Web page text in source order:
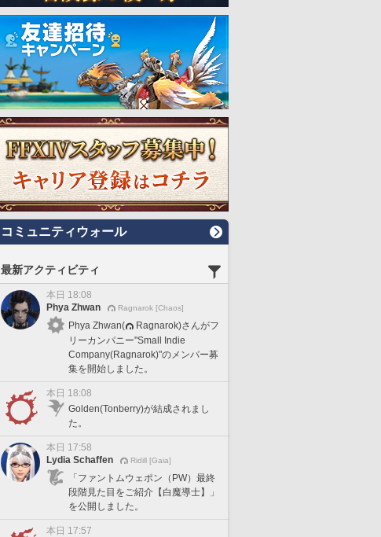
コミュニティウォール
最新アクティビティ
本日 18:08
Phya Zhwan
Ragnarok [Chaos]
Phya Zhwan(
Ragnarok)さんがフ
リーカンパニー"Small Indie
Company(Ragnarok)"のメンバー募
集を開始しました。
本日 18:08
Golden(Tonberry)が結成されまし
た。
本日 17:58
Lydia Schaffen
Ridill [Gaia]
「ファントムウェポン（PW）最終
段階見た目をご紹介【白魔導士】」
を公開しました。
本日 17:57